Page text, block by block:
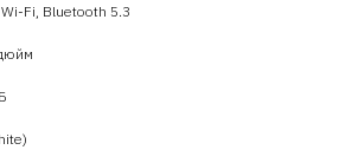
Fi, Bluetooth 5.3